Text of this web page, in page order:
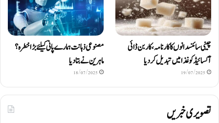
چینی سائنسدانوں کا کارنامہ، کاربن ڈائی
آکسائیڈ کو غذا میں تبدیل کردیا
19/07/2025
مصنوعی ذہانت ہمارے پانی کیلئے بڑا خطرہ؟
ماہرین نے بتا دیا
18/07/2025
تصویری خبریں